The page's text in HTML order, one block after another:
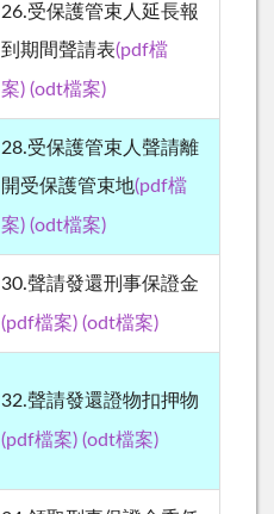
26.受保護管束人延長報
到期間聲請表(pdf檔
案) (odt檔案)
28.受保護管束人聲請離
開受保護管束地(pdf檔
案) (odt檔案)
30.聲請發還刑事保證金
(pdf檔案) (odt檔案)
32.聲請發還證物扣押物
(pdf檔案) (odt檔案)